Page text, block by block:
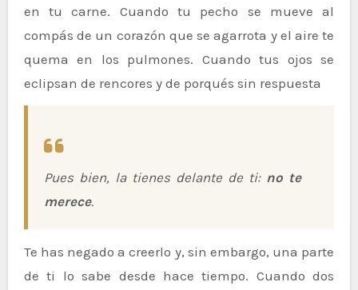
en tu carne. Cuando tu pecho se mueve al
compás de un corazón que se agarrota y el aire te
quema en los pulmones. Cuando tus ojos se
eclipsan de rencores y de porqués sin respuesta
Pues bien, la tienes delante de ti: no te
merece.
Te has negado a creerlo y, sin embargo, una parte
de ti lo sabe desde hace tiempo. Cuando dos